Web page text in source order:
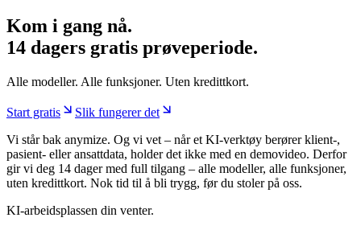
Kom i gang nå.
14 dagers gratis prøveperiode.
Alle modeller. Alle funksjoner. Uten kredittkort.
Start gratis
Slik fungerer det
Vi står bak anymize. Og vi vet – når et KI-verktøy berører klient-,
pasient- eller ansattdata, holder det ikke med en demovideo. Derfor
gir vi deg 14 dager med full tilgang – alle modeller, alle funksjoner,
uten kredittkort. Nok tid til å bli trygg, før du stoler på oss.
KI-arbeidsplassen din venter.